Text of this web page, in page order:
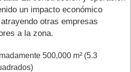
un impacto económico
otras empresas
a la zona.
500,000 m² (5.3